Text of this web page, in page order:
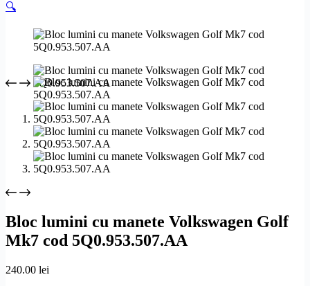
🔍
Bloc lumini cu manete Volkswagen Golf
Mk7 cod 5Q0.953.507.AA
240.00 lei